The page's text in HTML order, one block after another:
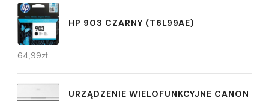
HP 903 CZARNY (T6L99AE)
64,99zł
URZĄDZENIE WIELOFUNKCYJNE CANON